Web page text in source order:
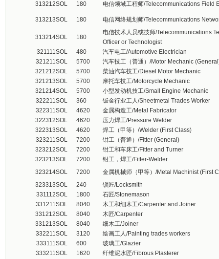
313212SOL 180 电信领域工程师/Telecommunications Field
313213SOL 180 电信网络规划师/Telecommunications
313214SOL 180
电信技术人员或技师/Telecommunications
Officer or Technologist
321111SOL 480
汽车电工/Automotive Electrician
321211SOL 5700
汽车技工（普通）/Motor Mechanic
321212SOL 5700
柴油汽车技工/Diesel Motor Mechanic
321213SOL 5700
摩托车技工/Motorcycle Mechanic
321214SOL 5700
小型发动机技工/Small Engine Mechanic
322211SOL 360
钣金行业工人/Sheetmetal Trades Worker
322311SOL 4620
金属构造工/Metal Fabricator
322312SOL 4620
压力焊工/Pressure Welder
322313SOL 4620
焊工（甲等）/Welder (First Class)
323211SOL 7200
钳工（普通）/Fitter (General)
323212SOL 7200
钳工和车床工/Fitter and Turner
323213SOL 7200
钳工，焊工/Fitter-Welder
323214SOL 7200
金属机械师（甲等）/Metal Machinist (First
323313SOL 240
锁匠/Locksmith
331112SOL 1800
石匠/Stonemason
331211SOL 8040
木工和细木工/Carpenter and Joiner
331212SOL 8040
木匠/Carpenter
331213SOL 8040
细木工/Joiner
332211SOL 3120
绘画工人/Painting trades workers
333111SOL 600
玻璃工/Glazier
333211SOL 1620
纤维泥水匠/Fibrous Plasterer